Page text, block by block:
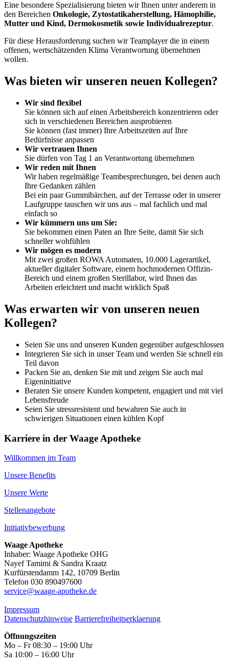
Eine besondere Spezialisierung bieten wir Ihnen unter anderem in
den Bereichen Onkologie, Zytostatikaherstellung, Hämophilie,
Mutter und Kind, Dermokosmetik sowie Individualrezeptur.
Für diese Herausforderung suchen wir Teamplayer die in einem
offenen, wertschätzenden Klima Verantwortung übernehmen
wollen.
Was bieten wir unseren neuen Kollegen?
Wir sind flexibel
Sie können sich auf einen Arbeitsbereich konzentrieren oder
sich in verschiedenen Bereichen ausprobieren
Sie können (fast immer) Ihre Arbeitszeiten auf Ihre
Bedürfnisse anpassen
Wir vertrauen Ihnen
Sie dürfen von Tag 1 an Verantwortung übernehmen
Wir reden mit Ihnen
Wir haben regelmäßige Teambesprechungen, bei denen auch
Ihre Gedanken zählen
Bei ein paar Gummibärchen, auf der Terrasse oder in unserer
Laufgruppe tauschen wir uns aus – mal fachlich und mal
einfach so
Wir kümmern uns um Sie:
Sie bekommen einen Paten an Ihre Seite, damit Sie sich
schneller wohfühlen
Wir mögen es modern
Mit zwei großen ROWA Automaten, 10.000 Lagerartikel,
aktueller digitaler Software, einem hochmodernen Offizin-
Bereich und einem großen Sterillabor, wird Ihnen das
Arbeiten erleichtert und macht wirklich Spaß
Was erwarten wir von unseren neuen
Kollegen?
Seien Sie uns und unseren Kunden gegenüber aufgeschlossen
Integrieren Sie sich in unser Team und werden Sie schnell ein
Teil davon
Packen Sie an, denken Sie mit und zeigen Sie auch mal
Eigeninitiative
Beraten Sie unsere Kunden kompetent, engagiert und mit viel
Lebensfreude
Seien Sie stressresistent und bewahren Sie auch in
schwierigen Situationen einen kühlen Kopf
Karriere in der Waage Apotheke
Willkommen im Team
Unsere Benefits
Unsere Werte
Stellenangebote
Initiativbewerbung
Waage Apotheke
Inhaber: Waage Apotheke OHG
Nayef Tamimi & Sandra Kraatz
Kurfürstendamm 142, 10709 Berlin
Telefon 030 890497600
service@waage-apotheke.de
Impressum
Datenschutzhinweise Barrierefreiheitserklaerung
Öffnungszeiten
Mo – Fr 08:30 – 19:00 Uhr
Sa 10:00 – 16:00 Uhr